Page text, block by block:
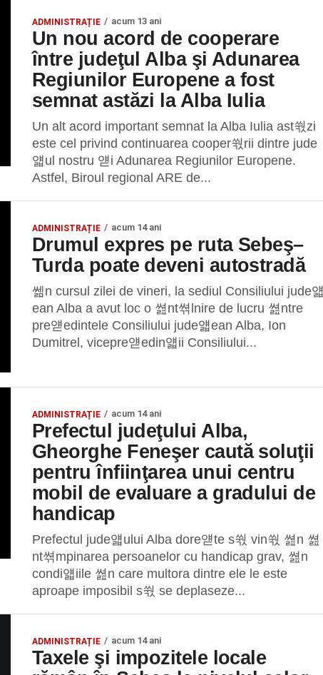
ADMINISTRAȚIE acum 13 ani
Un nou acord de cooperare
între judeţul Alba şi Adunarea
Regiunilor Europene a fost
semnat astăzi la Alba Iulia
Un alt acord important semnat la Alba Iulia ast쒃zi
este cel privind continuarea cooper쒃rii dintre jude
얣ul nostru 얟i Adunarea Regiunilor Europene.
Astfel, Biroul regional ARE de...
ADMINISTRAȚIE acum 14 ani
Drumul expres pe ruta Sebeş–
Turda poate deveni autostradă
쎎n cursul zilei de vineri, la sediul Consiliului jude얣
ean Alba a avut loc o 쎮nt쎢lnire de lucru 쎮ntre
pre얟edintele Consiliului jude얣ean Alba, Ion
Dumitrel, vicepre얟edin얣ii Consiliului...
ADMINISTRAȚIE acum 14 ani
Prefectul judeţului Alba,
Gheorghe Feneşer caută soluţii
pentru înfiinţarea unui centru
mobil de evaluare a gradului de
handicap
Prefectul jude얣ului Alba dore얟te s쒃 vin쒃 쎮n 쎮
nt쎢mpinarea persoanelor cu handicap grav, 쎮n
condi얣iile 쎮n care multora dintre ele le este
aproape imposibil s쒃 se deplaseze...
ADMINISTRAȚIE acum 14 ani
Taxele şi impozitele locale